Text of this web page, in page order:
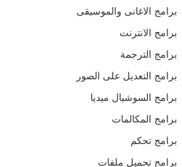
برامج الاغانى والموسيقى
برامج الانترنت
برامج الترجمة
برامج التعديل على الصور
برامج السوشيال ميديا
برامج المكالمات
برامج تحكم
برامج تحميل ملفات